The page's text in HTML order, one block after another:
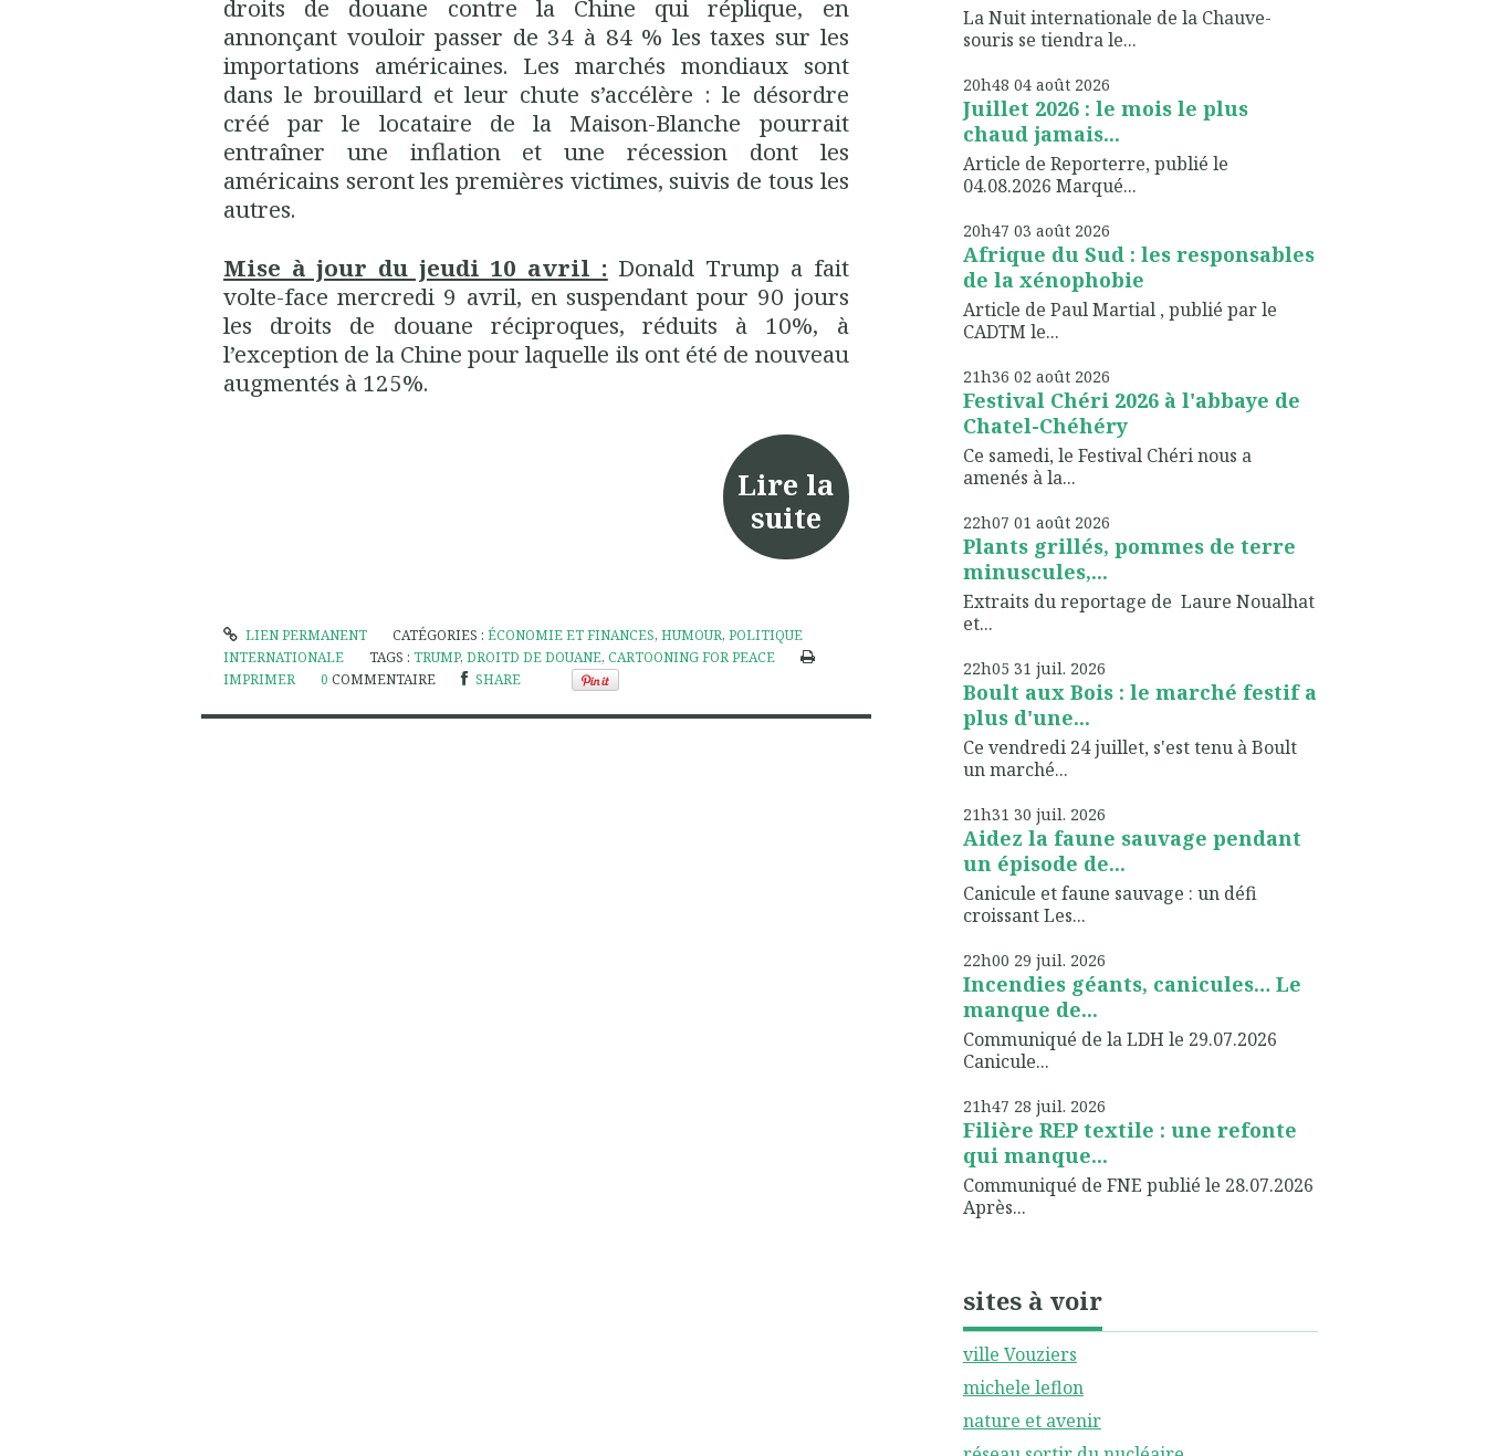
droits de douane contre la Chine qui réplique, en
annonçant vouloir passer de 34 à 84 % les taxes sur les
importations américaines. Les marchés mondiaux sont
dans le brouillard et leur chute s’accélère : le désordre
créé par le locataire de la Maison-Blanche pourrait
entraîner une inflation et une récession dont les
américains seront les premières victimes, suivis de tous les
autres.
Mise à jour du jeudi 10 avril : Donald Trump a fait
volte-face mercredi 9 avril, en suspendant pour 90 jours
les droits de douane réciproques, réduits à 10%, à
l’exception de la Chine pour laquelle ils ont été de nouveau
augmentés à 125%.
Lire la
suite
LIEN PERMANENT CATÉGORIES :ÉCONOMIE ET FINANCES,HUMOUR,POLITIQUE
INTERNATIONALE
TAGS : TRUMP, DROITD DE DOUANE, CARTOONING FOR PEACE
IMPRIMER
0 COMMENTAIRE SHARE
La Nuit internationale de la Chauve-
souris se tiendra le...
20h48 04 août 2026
Juillet 2026 : le mois le plus
chaud jamais...
Article de Reporterre, publié le
04.08.2026 Marqué...
20h47 03 août 2026
Afrique du Sud : les responsables
de la xénophobie
Article de Paul Martial , publié par le
CADTM le...
21h36 02 août 2026
Festival Chéri 2026 à l'abbaye de
Chatel-Chéhéry
Ce samedi, le Festival Chéri nous a
amenés à la...
22h07 01 août 2026
Plants grillés, pommes de terre
minuscules,...
Extraits du reportage de Laure Noualhat
et...
22h05 31 juil. 2026
Boult aux Bois : le marché festif a
plus d'une...
Ce vendredi 24 juillet, s'est tenu à Boult
un marché...
21h31 30 juil. 2026
Aidez la faune sauvage pendant
un épisode de...
Canicule et faune sauvage : un défi
croissant Les...
22h00 29 juil. 2026
Incendies géants, canicules… Le
manque de...
Communiqué de la LDH le 29.07.2026
Canicule...
21h47 28 juil. 2026
Filière REP textile : une refonte
qui manque...
Communiqué de FNE publié le 28.07.2026
Après...
sites à voir
ville Vouziers
michele leflon
nature et avenir